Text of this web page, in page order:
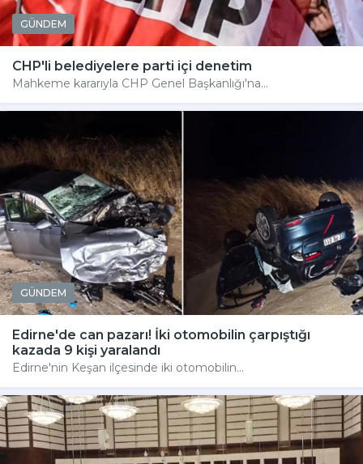
GÜNDEM
CHP'li belediyelere parti içi denetim
Mahkeme kararıyla CHP Genel Başkanlığı'na...
GÜNDEM
Edirne'de can pazarı! İki otomobilin çarpıştığı
kazada 9 kişi yaralandı
Edirne'nin Keşan ilçesinde iki otomobilin...